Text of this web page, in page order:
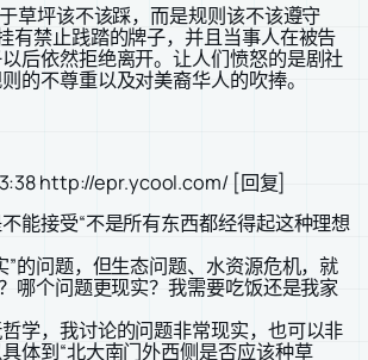
草坪该不该踩，而是规则该不该遵守
有禁止践踏的牌子，并且当事人在被告
后依然拒绝离开。让人们愤怒的是剧社
的不尊重以及对美裔华人的吹捧。
http://epr.ycool.com/ [回复]
能接受“不是所有东西都经得起这种理想
”的问题，但生态问题、水资源危机，就
哪个问题更现实？我需要吃饭还是我家
学，我讨论的问题非常现实，也可以非
体到“北大南门外西侧是否应该种草